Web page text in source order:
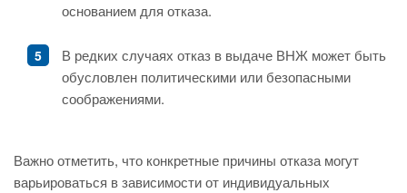
основанием для отказа.
В редких случаях отказ в выдаче ВНЖ может быть
обусловлен политическими или безопасными
соображениями.
Важно отметить, что конкретные причины отказа могут
варьироваться в зависимости от индивидуальных